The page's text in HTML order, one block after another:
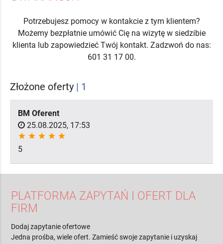
Potrzebujesz pomocy w kontakcie z tym klientem?
Możemy bezpłatnie umówić Cię na wizytę w siedzibie
klienta lub zapowiedzieć Twój kontakt. Zadzwoń do nas:
601 31 17 00.
Złożone oferty | 1
BM Oferent
25.08.2025, 17:53
star star star star star
5
PLATFORMA ZAPYTAŃ I OFERT DLA
FIRM
Dodaj zapytanie ofertowe
Jedna prośba, wiele ofert. Zamieść swoje zapytanie i uzyskaj